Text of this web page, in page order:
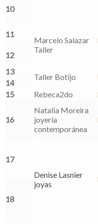
10
11
Marcelo Salazar
Taller
12
13
Taller Botijo
14
15
Rebeca2do
16
Natalia Moreira
joyería
contemporánea
17
Denise Lasnier
joyas
18